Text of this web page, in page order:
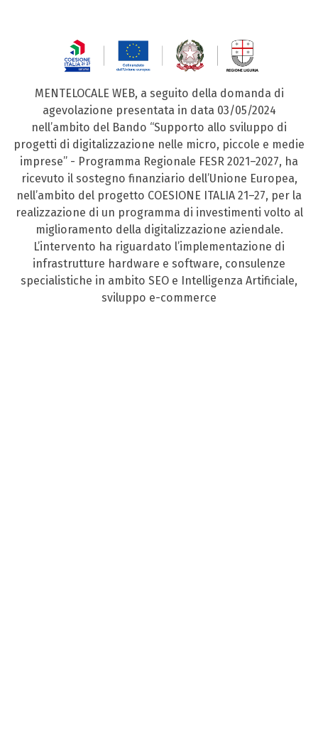
MENTELOCALE WEB, a seguito della domanda di
agevolazione presentata in data 03/05/2024
nell’ambito del Bando “Supporto allo sviluppo di
progetti di digitalizzazione nelle micro, piccole e medie
imprese” - Programma Regionale FESR 2021–2027, ha
ricevuto il sostegno finanziario dell’Unione Europea,
nell’ambito del progetto COESIONE ITALIA 21–27, per la
realizzazione di un programma di investimenti volto al
miglioramento della digitalizzazione aziendale.
L’intervento ha riguardato l’implementazione di
infrastrutture hardware e software, consulenze
specialistiche in ambito SEO e Intelligenza Artificiale,
sviluppo e-commerce